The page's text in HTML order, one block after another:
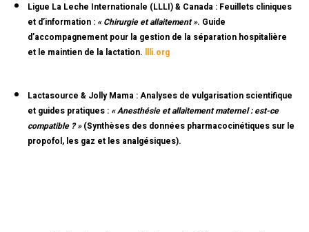
Ligue La Leche Internationale (LLLI) & Canada : Feuillets cliniques
et d’information : « Chirurgie et allaitement ». Guide
d’accompagnement pour la gestion de la séparation hospitalière
et le maintien de la lactation. llli.org
Lactasource & Jolly Mama :Analyses de vulgarisation scientifique
et guides pratiques : « Anesthésie et allaitement maternel : est-ce
compatible ? »(Synthèses des données pharmacocinétiques sur le
propofol, les gaz et les analgésiques).